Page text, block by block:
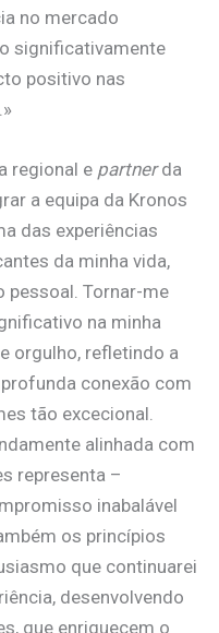
no mercado
significativamente
positivo nas
regional e partnerda
a equipa da Kronos
das experiências
da minha vida,
pessoal. Tornar-me
na minha
orgulho, refletindo a
conexão com
tão excecional.
alinhada com
representa –
inabalável
os princípios
que continuarei
desenvolvendo
que enriquecem o